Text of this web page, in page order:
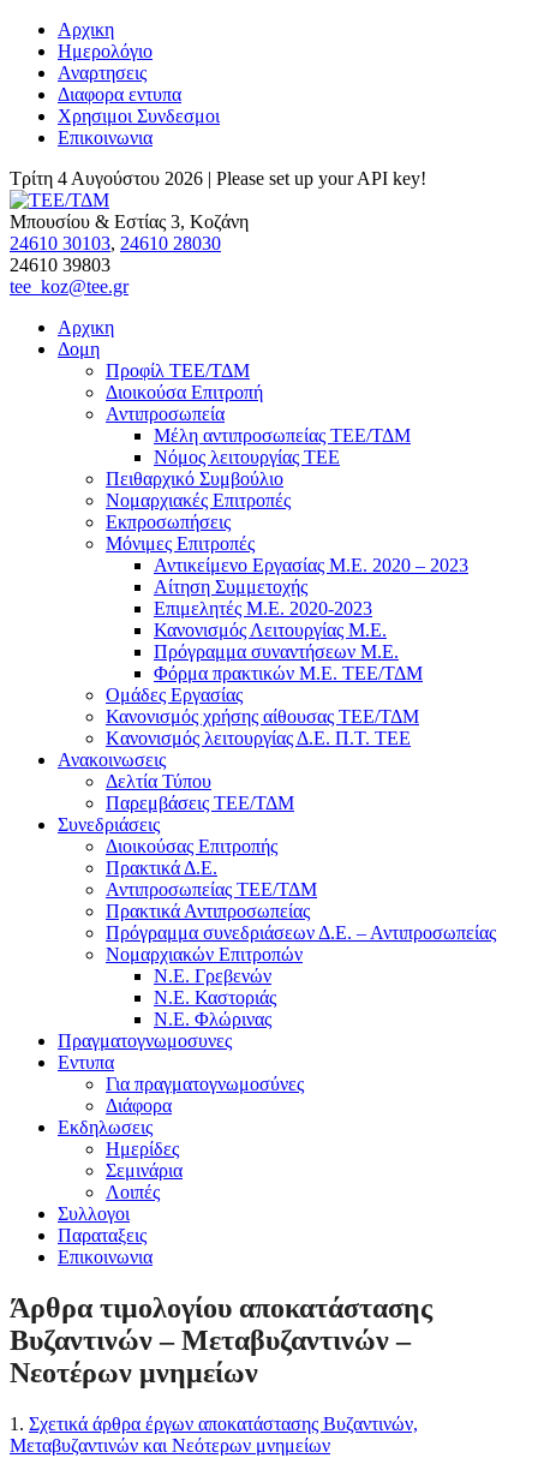
Αρχικη
Ημερολόγιο
Αναρτησεις
Διαφορα εντυπα
Χρησιμοι Συνδεσμοι
Επικοινωνια
Τρίτη 4 Αυγούστου 2026 | Please set up your API key!
Μπουσίου & Εστίας 3, Κοζάνη
24610 30103, 24610 28030
24610 39803
tee_koz@tee.gr
Αρχικη
Δομη
Προφίλ ΤΕΕ/ΤΔΜ
Διοικούσα Επιτροπή
Αντιπροσωπεία
Μέλη αντιπροσωπείας ΤΕΕ/ΤΔΜ
Νόμος λειτουργίας ΤΕΕ
Πειθαρχικό Συμβούλιο
Νομαρχιακές Επιτροπές
Εκπροσωπήσεις
Μόνιμες Επιτροπές
Αντικείμενο Εργασίας Μ.Ε. 2020 – 2023
Αίτηση Συμμετοχής
Επιμελητές Μ.Ε. 2020-2023
Κανονισμός Λειτουργίας Μ.Ε.
Πρόγραμμα συναντήσεων M.E.
Φόρμα πρακτικών Μ.Ε. ΤΕΕ/ΤΔΜ
Ομάδες Εργασίας
Κανονισμός χρήσης αίθουσας ΤΕΕ/ΤΔΜ
Kανονισμός λειτουργίας Δ.Ε. Π.Τ. ΤΕΕ
Ανακοινωσεις
Δελτία Τύπου
Παρεμβάσεις ΤΕΕ/ΤΔΜ
Συνεδριάσεις
Διοικούσας Επιτροπής
Πρακτικά Δ.Ε.
Αντιπροσωπείας ΤΕΕ/ΤΔΜ
Πρακτικά Αντιπροσωπείας
Πρόγραμμα συνεδριάσεων Δ.Ε. – Αντιπροσωπείας
Νομαρχιακών Επιτροπών
Ν.Ε. Γρεβενών
Ν.Ε. Καστοριάς
Ν.Ε. Φλώρινας
Πραγματογνωμοσυνες
Εντυπα
Για πραγματογνωμοσύνες
Διάφορα
Εκδηλωσεις
Ημερίδες
Σεμινάρια
Λοιπές
Συλλογοι
Παραταξεις
Επικοινωνια
Άρθρα τιμολογίου αποκατάστασης
Βυζαντινών – Μεταβυζαντινών –
Νεοτέρων μνημείων
1. Σχετικά άρθρα έργων αποκατάστασης Βυζαντινών,
Μεταβυζαντινών και Νεότερων μνημείων